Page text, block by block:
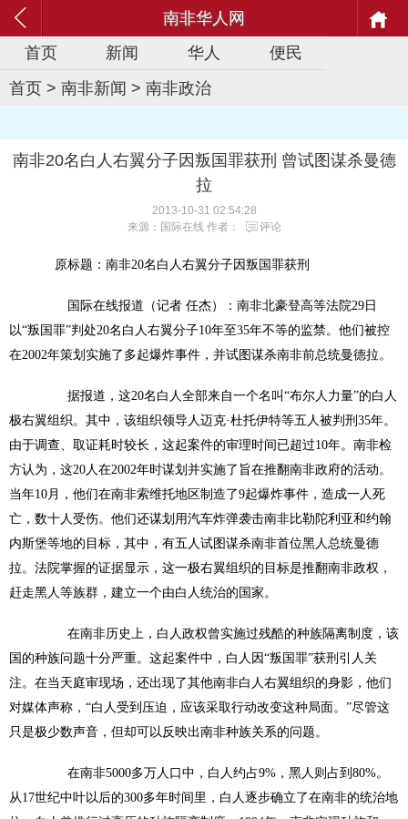
南非华人网
首页
新闻 华人
便民
首页 > 南非新闻 > 南非政治
南非20名白人右翼分子因叛国罪获刑 曾试图谋杀曼德
拉
2013-10-31 02:54:28
来源：国际在线 作者：
评论
原标题：南非20名白人右翼分子因叛国罪获刑
国际在线报道（记者 任杰）：南非北豪登高等法院29日
以“叛国罪”判处20名白人右翼分子10年至35年不等的监禁。他们被控
在2002年策划实施了多起爆炸事件，并试图谋杀南非前总统曼德拉。
据报道，这20名白人全部来自一个名叫“布尔人力量”的白人
极右翼组织。其中，该组织领导人迈克·杜托伊特等五人被判刑35年。
由于调查、取证耗时较长，这起案件的审理时间已超过10年。南非检
方认为，这20人在2002年时谋划并实施了旨在推翻南非政府的活动。
当年10月，他们在南非索维托地区制造了9起爆炸事件，造成一人死
亡，数十人受伤。他们还谋划用汽车炸弹袭击南非比勒陀利亚和约翰
内斯堡等地的目标，其中，有五人试图谋杀南非首位黑人总统曼德
拉。法院掌握的证据显示，这一极右翼组织的目标是推翻南非政权，
赶走黑人等族群，建立一个由白人统治的国家。
在南非历史上，白人政权曾实施过残酷的种族隔离制度，该
国的种族问题十分严重。这起案件中，白人因“叛国罪”获刑引人关
注。在当天庭审现场，还出现了其他南非白人右翼组织的身影，他们
对媒体声称，“白人受到压迫，应该采取行动改变这种局面。”尽管这
只是极少数声音，但却可以反映出南非种族关系的问题。
在南非5000多万人口中，白人约占9%，黑人则占到80%。
从17世纪中叶以后的300多年时间里，白人逐步确立了在南非的统治地